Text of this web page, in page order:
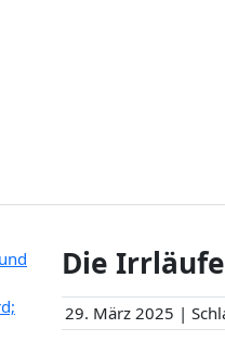
Die
29. März 2025 |